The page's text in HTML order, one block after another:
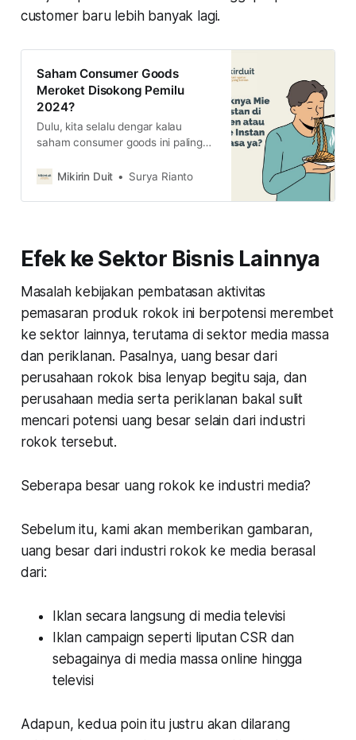
customer baru lebih banyak lagi.
Saham Consumer Goods
Meroket Disokong Pemilu
2024?
Dulu, kita selalu dengar kalau
saham consumer goods ini paling
Namun, kini kita melihat saham
berdaya dengan kondisi ekonomi.
Mikirin Duit Surya Rianto
Efek ke Sektor Bisnis Lainnya
Masalah kebijakan pembatasan aktivitas
pemasaran produk rokok ini berpotensi merembet
ke sektor lainnya, terutama di sektor media massa
dan periklanan. Pasalnya, uang besar dari
perusahaan rokok bisa lenyap begitu saja, dan
perusahaan media serta periklanan bakal sulit
mencari potensi uang besar selain dari industri
rokok tersebut.
Seberapa besar uang rokok ke industri media?
Sebelum itu, kami akan memberikan gambaran,
uang besar dari industri rokok ke media berasal
dari:
Iklan secara langsung di media televisi
Iklan campaign seperti liputan CSR dan
sebagainya di media massa online hingga
televisi
Adapun, kedua poin itu justru akan dilarang